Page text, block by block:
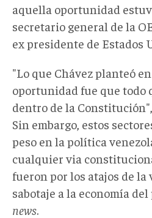
aquella oportunidad
secretario general de la
ex presidente de Estados
"Lo que Chávez planteó
oportunidad fue que todo
dentro de la
Sin embargo, estos
peso en la política
cualquier via
fueron por los atajos de la
sabotaje a la economía del
news.